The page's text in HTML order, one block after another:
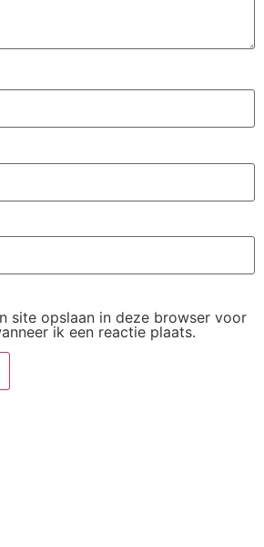
site opslaan in deze browser voor
ik een reactie plaats.